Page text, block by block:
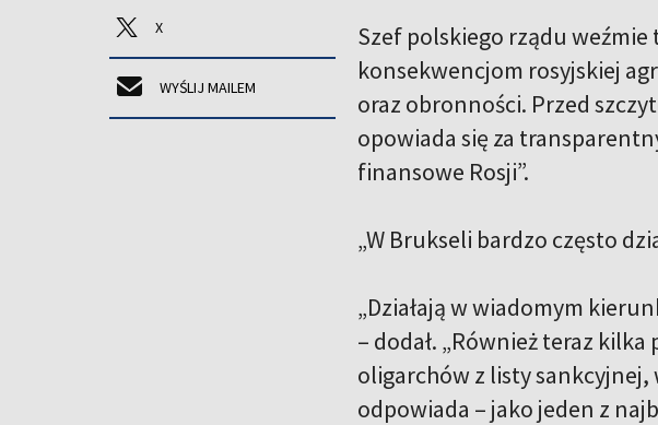
X
WYŚLIJ MAILEM
Szef polskiego rządu
konsekwencjom rosyjskiej
oraz obronności. Przed
opowiada się za
finansowe Rosji”.
„W Brukseli bardzo często
„Działają w wiadomym
– dodał. „Również teraz
oligarchów z listy sankcyjnej,
odpowiada – jako jeden z